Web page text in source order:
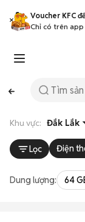
Voucher KFC
Chỉ có trên app
Khu vực: Đắk Lắk
Lọc Điện
Dung lượng: 64